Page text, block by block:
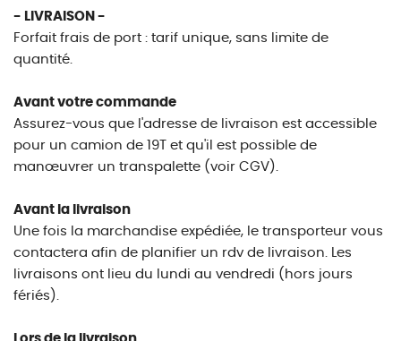
- LIVRAISON -
Forfait frais de port : tarif unique, sans limite de
quantité.
Avant votre commande
Assurez-vous que l'adresse de livraison est accessible
pour un camion de 19T et qu'il est possible de
manœuvrer un transpalette (voir CGV).
Avant la livraison
Une fois la marchandise expédiée, le transporteur vous
contactera afin de planifier un rdv de livraison. Les
livraisons ont lieu du lundi au vendredi (hors jours
fériés).